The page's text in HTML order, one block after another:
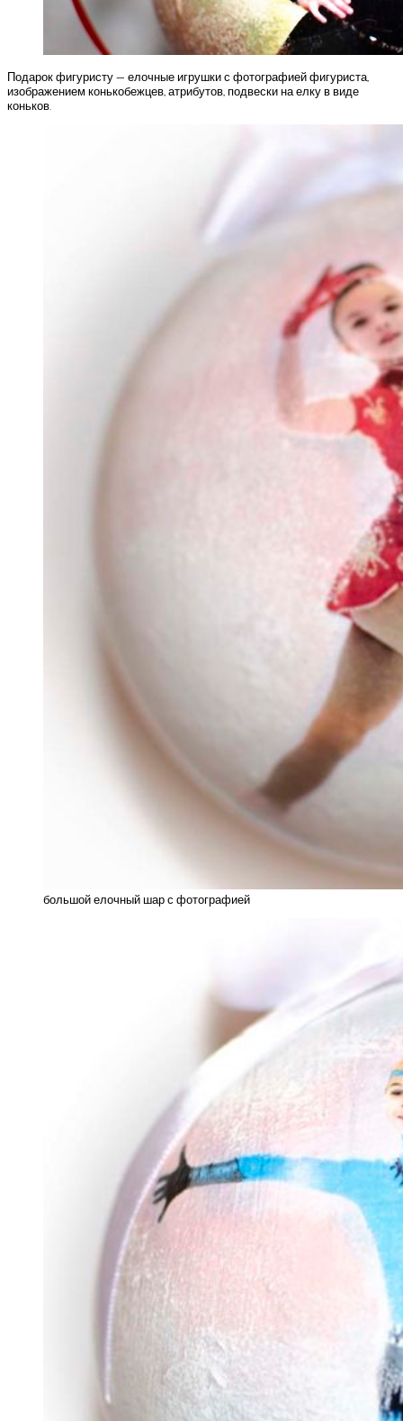
Подарок фигуристу — елочные игрушки с фотографией фигуриста,
изображением конькобежцев, атрибутов, подвески на елку в виде
коньков.
большой елочный шар с фотографией